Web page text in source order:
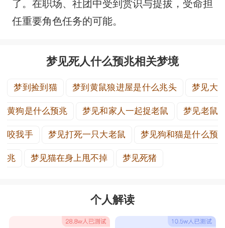
了。在职场、社团中受到赏识与提拔，受命担
任重要角色任务的可能。
梦见死人什么预兆相关梦境
梦到捡到猫 梦到黄鼠狼进屋是什么兆头 梦见大
黄狗是什么预兆 梦见和家人一起捉老鼠 梦见老鼠
咬我手 梦见打死一只大老鼠 梦见狗和猫是什么预
兆 梦见猫在身上甩不掉 梦见死猪
个人解读